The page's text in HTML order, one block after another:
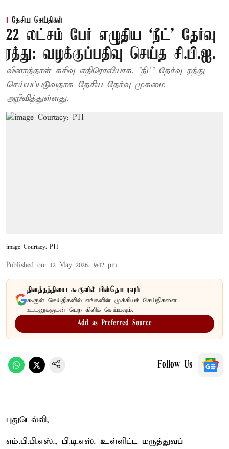
தேசிய செய்திகள்
22 லட்சம் பேர் எழுதிய ‘நீட்’ தேர்வு
ரத்து: வழக்குப்பதிவு செய்த சி.பி.ஐ.
வினாத்தாள் கசிவு எதிரொலியாக, 'நீட்' தேர்வு ரத்து
செய்யப்படுவதாக தேசிய தேர்வு முகமை
அறிவித்துள்ளது.
image Courtacy: PTI
Published on: 12 May 2026, 9:42 pm
தினத்தந்தியை கூகுளில் பின்தொடரவும்
கூகுள் செய்திகளில் எங்களின் முக்கியச் செய்திகளை
உடனுக்குடன் பெற கிளிக் செய்யவும்.
Add as Preferred Source
Follow Us
புதுடெல்லி,
எம்.பி.பி.எஸ்., பி.டி.எஸ். உள்ளிட்ட மருத்துவப்